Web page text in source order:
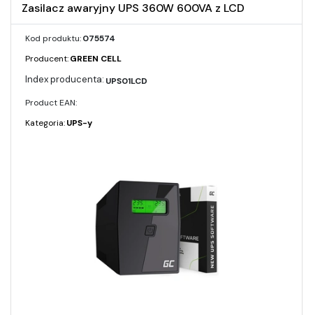
Zasilacz awaryjny UPS 360W 600VA z LCD
Kod produktu:075574
Producent:GREEN CELL
UPS01LCD
Product EAN:
Kategoria:UPS-y